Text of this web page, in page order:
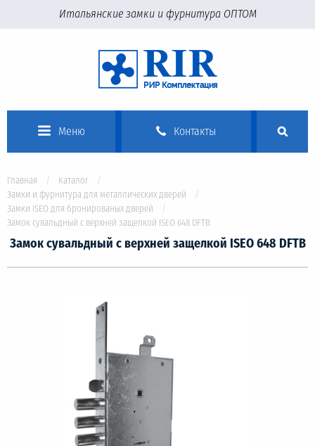
Итальянские замки и фурнитура ОПТОМ
Меню Контакты
Главная
Каталог
Замки и фурнитура для металлических дверей
Замки ISEO для бронированых дверей
Замок сувальдный с верхней защелкой ISEO 648 DFTB
Замок сувальдный с верхней защелкой ISEO 648 DFTB